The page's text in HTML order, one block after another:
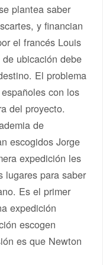
plantea saber
y financian
el francés Louis
ubicación debe
El problema
con los
del proyecto.
de
escogidos Jorge
expedición les
lugares para saber
Es el primer
expedición
escogen
es que Newton